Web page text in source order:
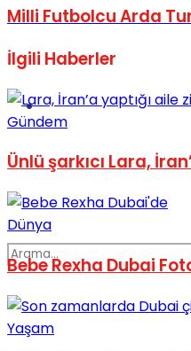
Podcast
Milli Futbolcu Arda
İlgili Haberler
Gündem
Ünlü şarkıcı Lara,
Dünya
Bebe Rexha Dubai
Yaşam